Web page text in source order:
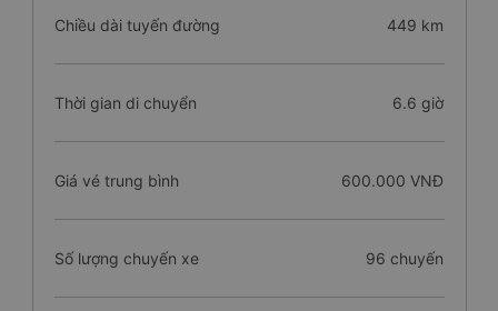
Chiều dài tuyến đường 449 km
Thời gian di chuyển 6.6 giờ
Giá vé trung bình 600.000 VNĐ
Số lượng chuyến xe 96 chuyến